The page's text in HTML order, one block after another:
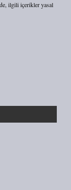
ilgili içerikler yasal